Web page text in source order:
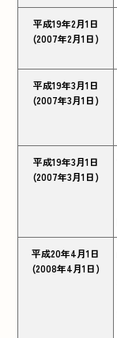
平成19年2月1日
(2007年2月1日)
平成19年3月1日
(2007年3月1日)
平成19年3月1日
(2007年3月1日)
平成20年4月1日
(2008年4月1日)